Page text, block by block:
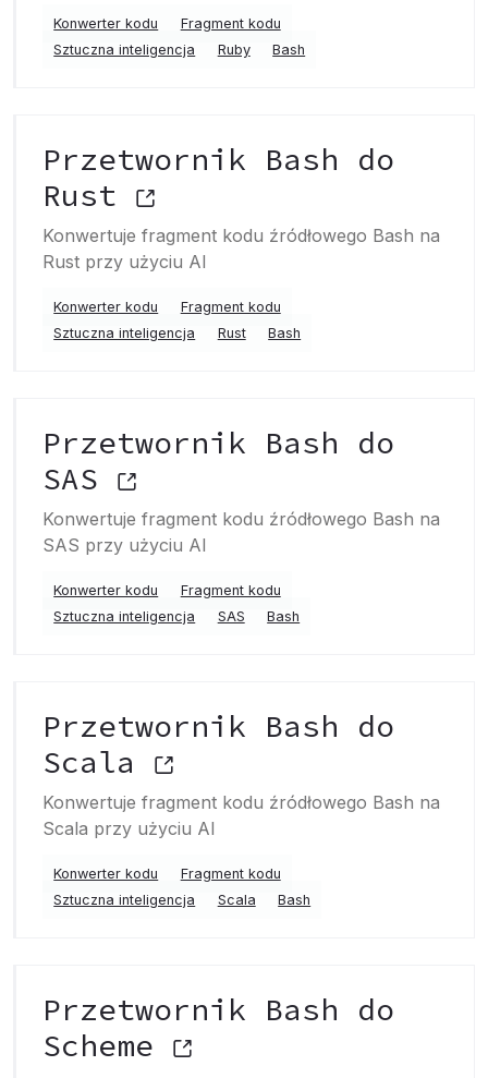
Konwerter kodu
Fragment kodu
Sztuczna inteligencja
Ruby Bash
Przetwornik Bash do
Rust
Konwertuje fragment kodu źródłowego Bash na
Rust przy użyciu AI
Konwerter kodu
Fragment kodu
Sztuczna inteligencja
Rust Bash
Przetwornik Bash do
SAS
Konwertuje fragment kodu źródłowego Bash na
SAS przy użyciu AI
Konwerter kodu
Fragment kodu
Sztuczna inteligencja
SAS Bash
Przetwornik Bash do
Scala
Konwertuje fragment kodu źródłowego Bash na
Scala przy użyciu AI
Konwerter kodu
Fragment kodu
Sztuczna inteligencja
Scala Bash
Przetwornik Bash do
Scheme